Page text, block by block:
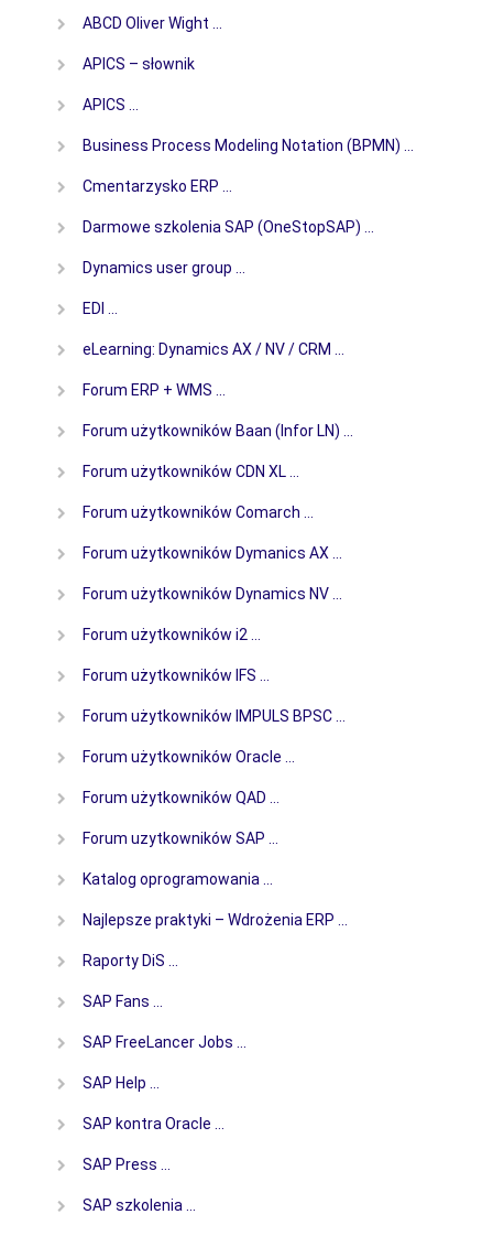
ABCD Oliver Wight …
APICS – słownik
APICS …
Business Process Modeling Notation (BPMN) …
Cmentarzysko ERP …
Darmowe szkolenia SAP (OneStopSAP) …
Dynamics user group …
EDI …
eLearning: Dynamics AX / NV / CRM …
Forum ERP + WMS …
Forum użytkowników Baan (Infor LN) …
Forum użytkowników CDN XL …
Forum użytkowników Comarch …
Forum użytkowników Dymanics AX …
Forum użytkowników Dynamics NV …
Forum użytkowników i2 …
Forum użytkowników IFS …
Forum użytkowników IMPULS BPSC …
Forum użytkowników Oracle …
Forum użytkowników QAD …
Forum uzytkowników SAP …
Katalog oprogramowania …
Najlepsze praktyki – Wdrożenia ERP …
Raporty DiS …
SAP Fans …
SAP FreeLancer Jobs …
SAP Help …
SAP kontra Oracle …
SAP Press …
SAP szkolenia …